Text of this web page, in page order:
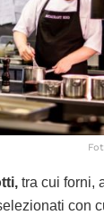
tra cui forni,
con